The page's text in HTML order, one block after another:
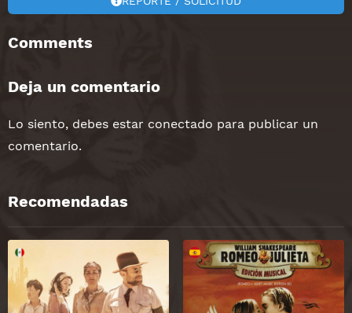
Comments
Deja un comentario
Lo siento, debes estar conectado para publicar un
comentario.
Recomendadas